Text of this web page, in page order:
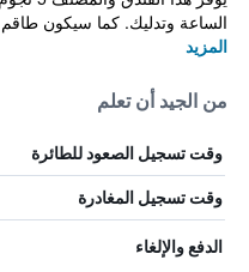
الساعة وتدليك. كما سيكون طاقم
المزيد
من الجيد أن تعلم
وقت تسجيل الصعود للطائرة
وقت تسجيل المغادرة
الدفع والإلغاء